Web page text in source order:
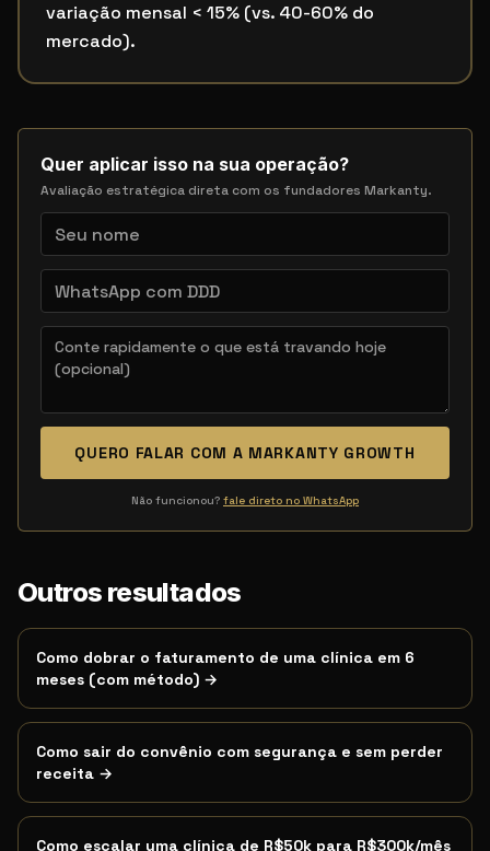
variação mensal < 15% (vs. 40-60% do
mercado).
Quer aplicar isso na sua operação?
Avaliação estratégica direta com os fundadores Markanty.
QUERO FALAR COM A MARKANTY GROWTH
Não funcionou? fale direto no WhatsApp
Termos de busca relacionados
Esta página atende quem pesquisa por:
Outros resultados
Como dobrar o faturamento de uma clínica em 6
meses (com método) →
Como sair do convênio com segurança e sem perder
receita →
Como escalar uma clínica de R$50k para R$300k/mês